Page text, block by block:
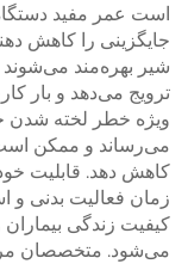
است عمر مفید
جایگزینی را کاهش
شیر بهره‌مند
ترویج می‌دهد و بار
ویژه خطر لخته شدن
می‌رساند و ممکن است
کاهش دهد. قابلیت
زمان فعالیت بدنی و
کیفیت زندگی بیماران
می‌شود. متخصصان